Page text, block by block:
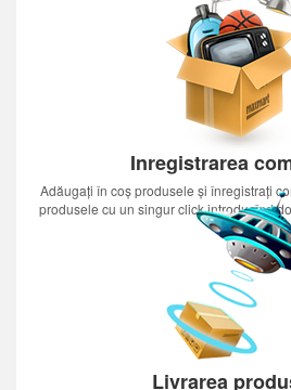
Inregistrarea
Adăugați în coș produsele și înregistrați
produsele cu un singur click introducînd
Livrarea